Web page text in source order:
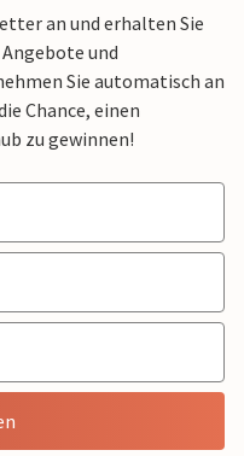
an und erhalten Sie
und
Sie automatisch an
Chance, einen
zu gewinnen!